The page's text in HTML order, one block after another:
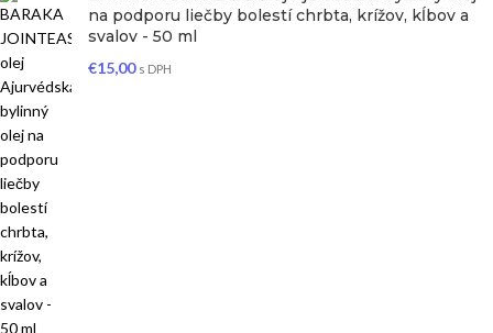
na podporu liečby bolestí chrbta, krížov, kĺbov a
svalov - 50 ml
€15,00 s DPH